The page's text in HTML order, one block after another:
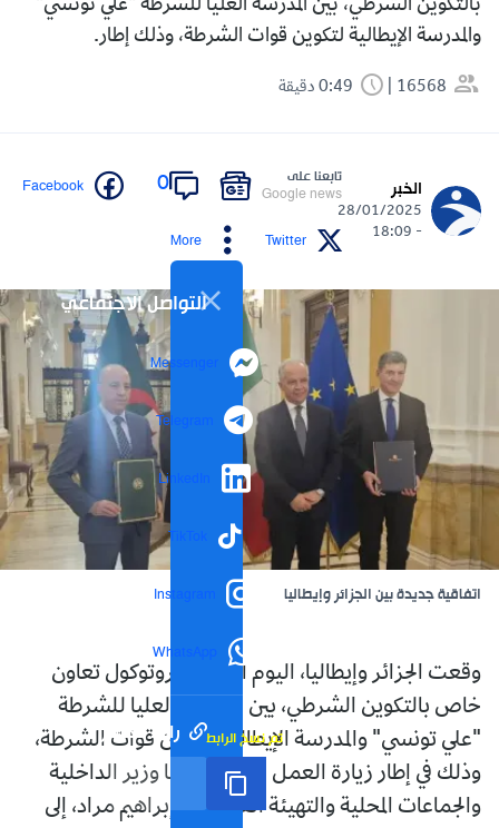
بالتكوين الشرطي، بين المدرسة العليا للشرطة "علي تونسي"
والمدرسة الإيطالية لتكوين قوات الشرطة، وذلك إطار.
16568
الخبر
28/01/2025
- 18:09
تابعنا على
Google news
0
Facebook
Twitter
More
التواصل الاجتماعي
Messenger
Telegram
LinkedIn
TikTok
Instagram
WhatsApp
رابط مختصر تم نسخ الرابط
اتفاقية جديدة بين الجزائر وإيطاليا
وقعت الجزائر وإيطاليا، اليوم الثلاثاء، بروتوكول تعاون
خاص بالتكوين الشرطي، بين المدرسة العليا للشرطة
"علي تونسي" والمدرسة الإيطالية لتكوين قوات الشرطة،
وذلك في إطار زيارة العمل التي يقوم بها وزير الداخلية
والجماعات المحلية والتهيئة العمرانية، إبراهيم مراد، إلى